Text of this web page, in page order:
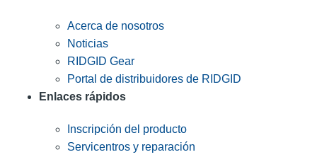
Acerca de nosotros
Noticias
RIDGID Gear
Portal de distribuidores de RIDGID
Enlaces rápidos
Inscripción del producto
Servicentros y reparación